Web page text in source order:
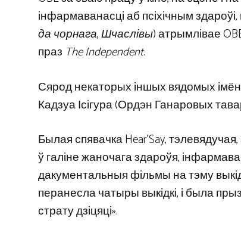
інфармаванасці аб псіхічным
да чорнага,Шчаслівы) атрымлівае
праз The Independent.
Сярод некаторых іншых вядомых
Кадзуа Ісігура (Ордэн Ганаровых
Былая спявачка Hear’Say,
ў галіне жаночага здароўя,
дакументальныя фільмы на тэму
перанесла чатыры выкідкі, і была
страту дзіцяці».